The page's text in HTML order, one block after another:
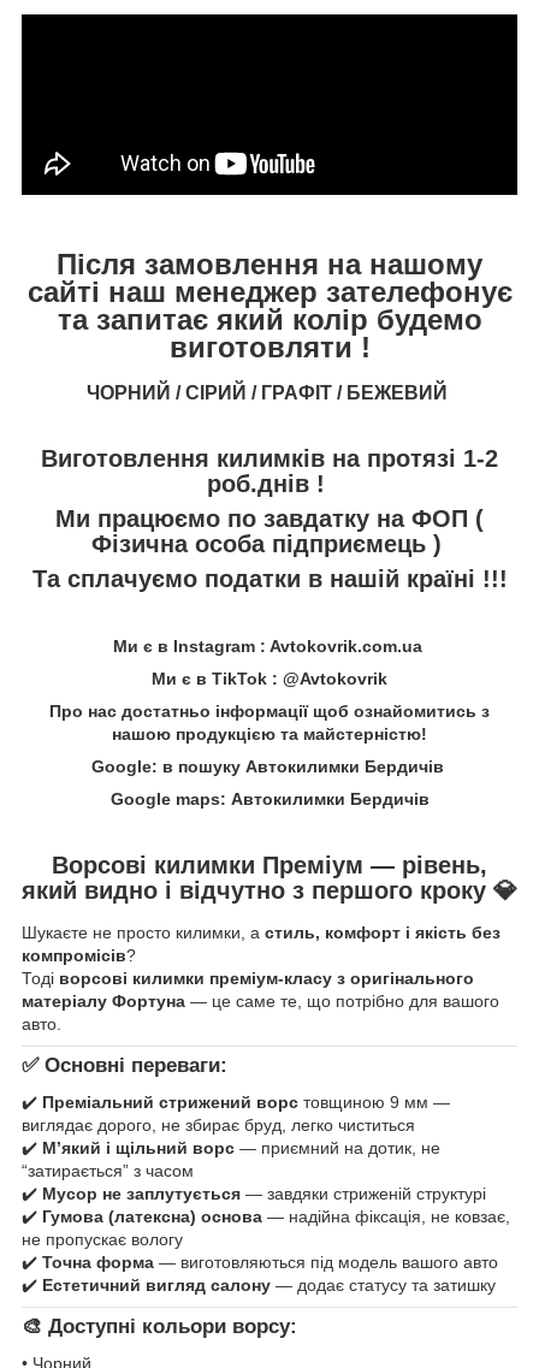
Після замовлення на нашому
сайті наш менеджер зателефонує
та запитає який колір будемо
виготовляти !
ЧОРНИЙ / СІРИЙ / ГРАФІТ / БЕЖЕВИЙ
Виготовлення килимків на протязі 1-2
роб.днів !
Ми працюємо по завдатку на ФОП (
Фізична особа підприємець )
Та сплачуємо податки в нашій країні !!!
Ми є в Instagram : Avtokovrik.com.ua
Ми є в TikTok : @Avtokovrik
Про нас достатньо інформації щоб ознайомитись з
нашою продукцією та майстерністю!
Google: в пошуку Автокилимки Бердичів
Google maps: Автокилимки Бердичів
Ворсові килимки Преміум — рівень,
який видно і відчутно з першого кроку 💎
Шукаєте не просто килимки, а стиль, комфорт і якість без
компромісів?
Тоді ворсові килимки преміум-класу з оригінального
матеріалу Фортуна — це саме те, що потрібно для вашого
авто.
✅ Основні переваги:
✔️ Преміальний стрижений ворс товщиною 9 мм —
виглядає дорого, не збирає бруд, легко чиститься
✔️ М’який і щільний ворс — приємний на дотик, не
“затирається” з часом
✔️ Мусор не заплутується — завдяки стриженій структурі
✔️ Гумова (латексна) основа — надійна фіксація, не ковзає,
не пропускає вологу
✔️ Точна форма — виготовляються під модель вашого авто
✔️ Естетичний вигляд салону — додає статусу та затишку
🎨 Доступні кольори ворсу:
• Чорний